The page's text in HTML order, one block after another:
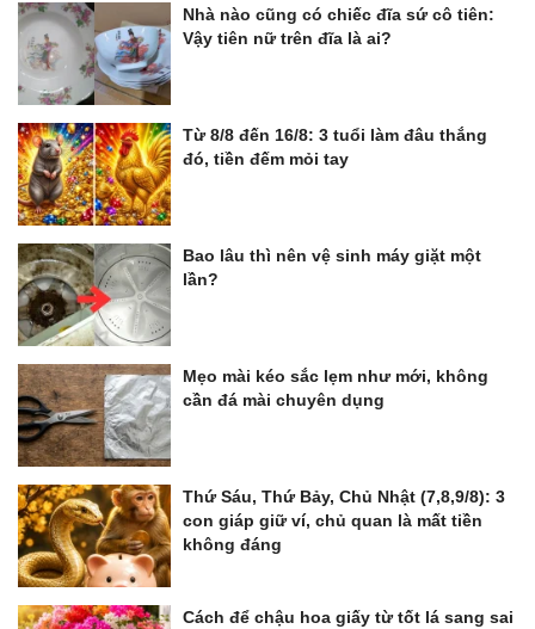
Nhà nào cũng có chiếc đĩa sứ cô tiên:
Vậy tiên nữ trên đĩa là ai?
Từ 8/8 đến 16/8: 3 tuổi làm đâu thắng
đó, tiền đếm mỏi tay
Bao lâu thì nên vệ sinh máy giặt một
lần?
Mẹo mài kéo sắc lẹm như mới, không
cần đá mài chuyên dụng
Thứ Sáu, Thứ Bảy, Chủ Nhật (7,8,9/8): 3
con giáp giữ ví, chủ quan là mất tiền
không đáng
Cách để chậu hoa giấy từ tốt lá sang sai